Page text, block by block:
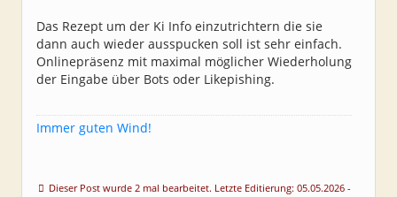
Das Rezept um der Ki Info einzutrichtern die sie
dann auch wieder ausspucken soll ist sehr einfach.
Onlinepräsenz mit maximal möglicher Wiederholung
der Eingabe über Bots oder Likepishing.
Immer guten Wind!
Dieser Post wurde 2 mal bearbeitet. Letzte Editierung: 05.05.2026 -